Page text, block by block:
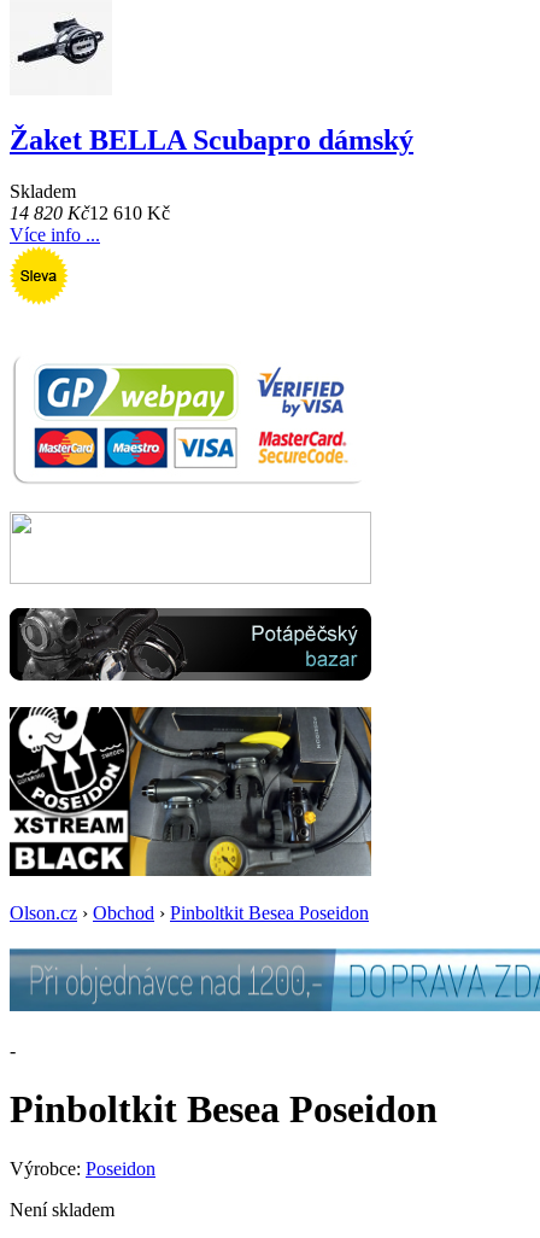
Žaket BELLA Scubapro dámský
Skladem
14 820 Kč12 610 Kč
Více info ...
Olson.cz › Obchod › Pinboltkit Besea Poseidon
-
Pinboltkit Besea Poseidon
Výrobce: Poseidon
Není skladem